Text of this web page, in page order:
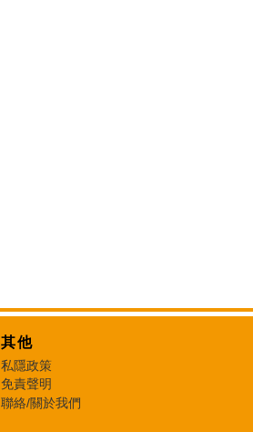
其他
私隱政策
免責聲明
聯絡/關於我們